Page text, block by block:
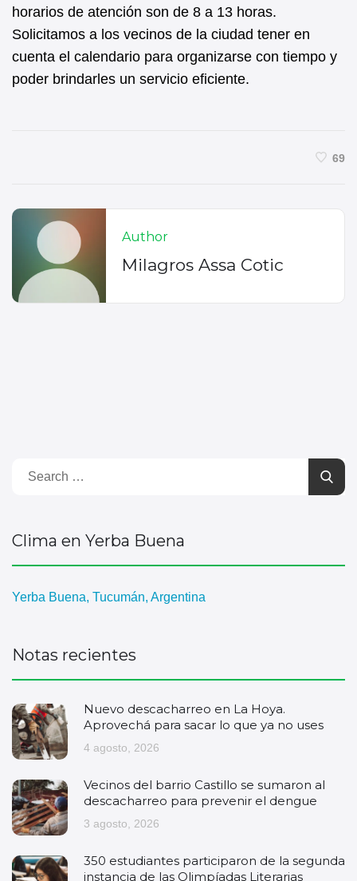
horarios de atención son de 8 a 13 horas.
Solicitamos a los vecinos de la ciudad tener en
cuenta el calendario para organizarse con tiempo y
poder brindarles un servicio eficiente.
69
Author
Milagros Assa Cotic
Clima en Yerba Buena
Yerba Buena, Tucumán, Argentina
Notas recientes
Nuevo descacharreo en La Hoya.
Aprovechá para sacar lo que ya no uses
4 agosto, 2026
Vecinos del barrio Castillo se sumaron al
descacharreo para prevenir el dengue
3 agosto, 2026
350 estudiantes participaron de la segunda
instancia de las Olimpíadas Literarias